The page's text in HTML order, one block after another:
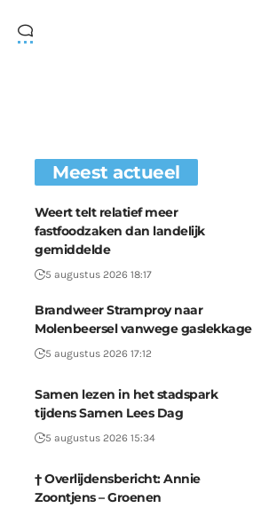
Meest actueel
Weert telt relatief meer
fastfoodzaken dan landelijk
gemiddelde
5 augustus 2026 18:17
Brandweer Stramproy naar
Molenbeersel vanwege gaslekkage
5 augustus 2026 17:12
Samen lezen in het stadspark
tijdens Samen Lees Dag
5 augustus 2026 15:34
† Overlijdensbericht: Annie
Zoontjens – Groenen